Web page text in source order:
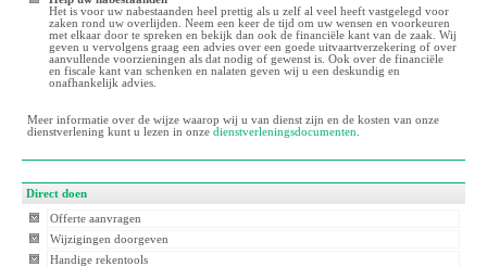
Het is voor uw nabestaanden heel prettig als u zelf al veel heeft vastgelegd voor
zaken rond uw overlijden. Neem een keer de tijd om uw wensen en voorkeuren
met elkaar door te spreken en bekijk dan ook de financiële kant van de zaak. Wij
geven u vervolgens graag een advies over een goede uitvaartverzekering of over
aanvullende voorzieningen als dat nodig of gewenst is. Ook over de financiële
en fiscale kant van schenken en nalaten geven wij u een deskundig en
onafhankelijk advies.
Meer informatie over de wijze waarop wij u van dienst zijn en de kosten van onze
dienstverlening kunt u lezen in onze dienstverleningsdocumenten
Direct doen
Offerte aanvragen
Wijzigingen doorgeven
Handige rekentools